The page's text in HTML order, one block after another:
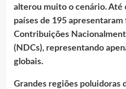
alterou muito o cenário. Até
países de 195
Contribuições
(NDCs), representando
globais.
Grandes regiões poluidoras